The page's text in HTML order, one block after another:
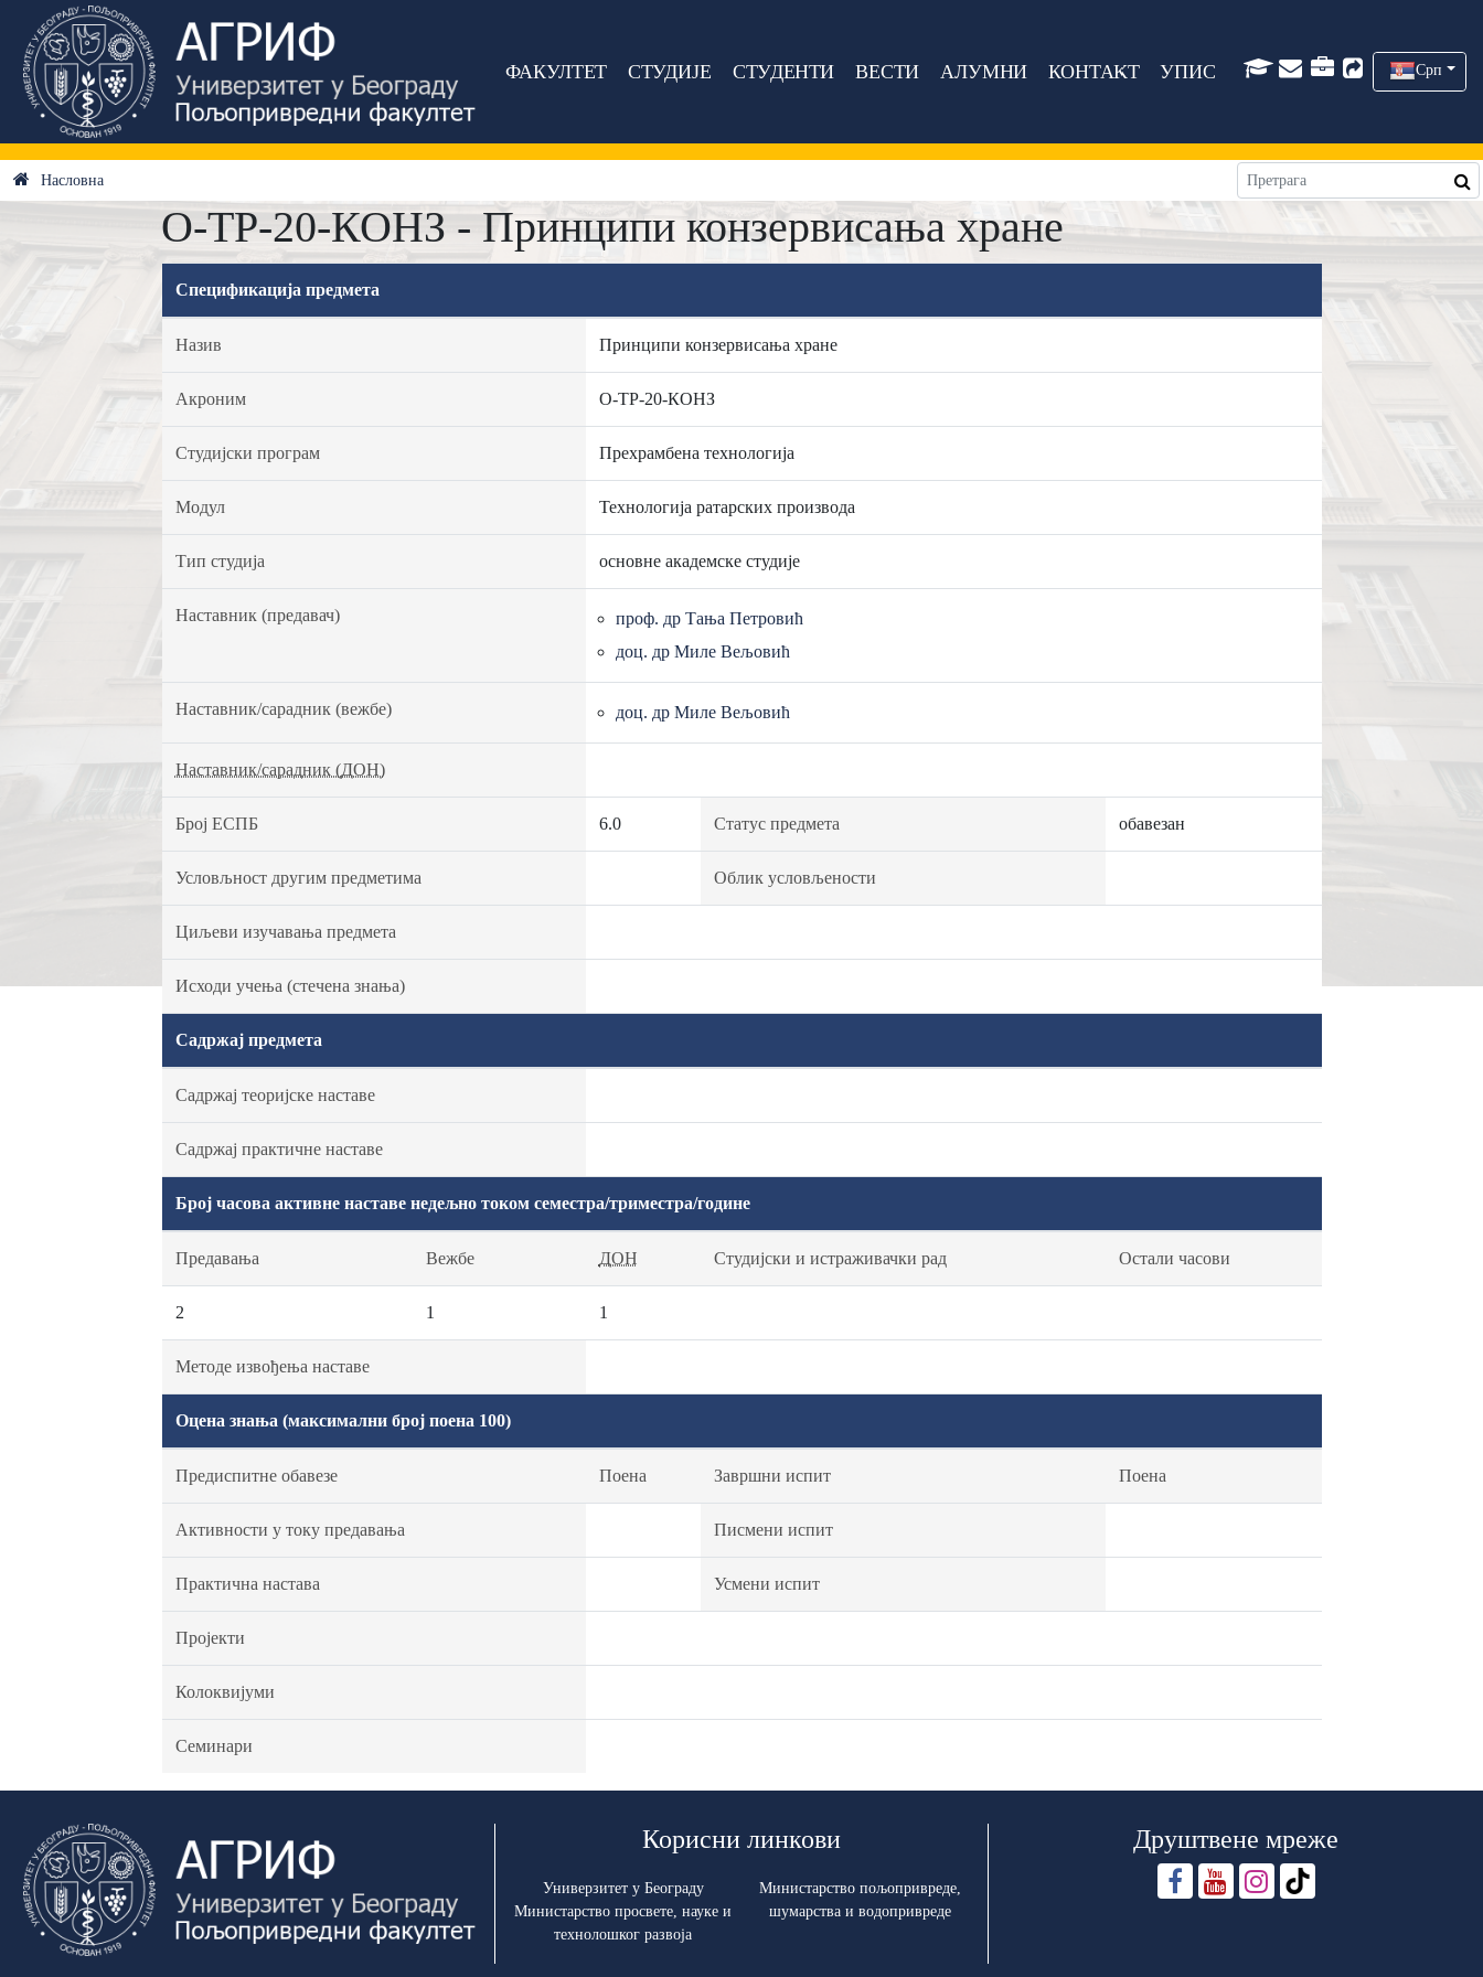
ФАКУЛТЕТ СТУДИЈЕ СТУДЕНТИ ВЕСТИ АЛУМНИ КОНТАКТ УПИС Срп
Насловна
О-ТР-20-КОНЗ - Принципи конзервисања хране
Спецификација предмета
Назив Принципи конзервисања хране
Акроним О-ТР-20-КОНЗ
Студијски програм Прехрамбена технологија
Модул Технологија ратарских производа
Тип студија основне академске студије
Наставник (предавач)
проф. др Тања Петровић
доц. др Миле Вељовић
Наставник/сарадник (вежбе) доц. др Миле Вељовић
Наставник/сарадник (ДОН)
Број ЕСПБ 6.0 Статус предмета обавезан
Условљност другим предметима Облик условљености
Циљеви изучавања предмета
Исходи учења (стечена знања)
Садржај предмета
Садржај теоријске наставе
Садржај практичне наставе
Број часова активне наставе недељно током семестра/триместра/године
Предавања Вежбе ДОН Студијски и истраживачки рад Остали часови
2 1 1
Методе извођења наставе
Оцена знања (максимални број поена 100)
Предиспитне обавезе Поена Завршни испит Поена
Активности у току предавања Писмени испит
Практична настава Усмени испит
Пројекти
Колоквијуми
Семинари
Корисни линкови
Универзитет у Београду
Министарство просвете, науке и
технолошког развоја
Министарство пољопривреде,
шумарства и водопривреде
Друштвене мреже